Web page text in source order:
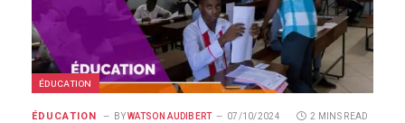
ÉDUCATION
ÉDUCATION BY WATSON AUDIBERT 07/10/2024 2 MINS READ